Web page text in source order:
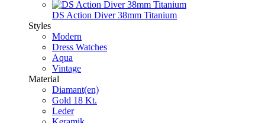
DS Action Diver 38mm Titanium
Styles
Modern
Dress Watches
Aqua
Vintage
Material
Diamant(en)
Gold 18 Kt.
Leder